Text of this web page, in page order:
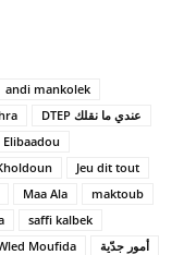
andi mankolek
DTEP عندي ما نقلك
Elibaadou
Jeu dit tout
Maa Ala
maktoub
saffi kalbek
Moufida
أمور جدّية